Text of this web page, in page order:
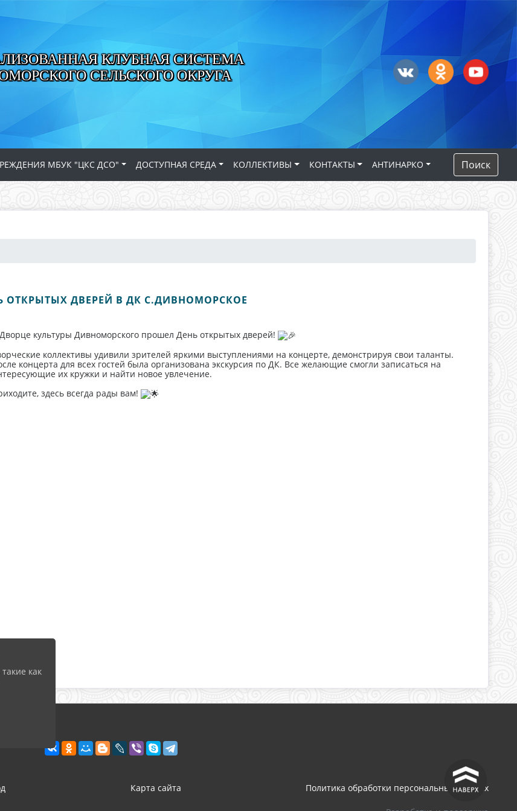
КЛУБНАЯ СИСТЕМА
СЕЛЬСКОГО ОКРУГА
МБУК "ЦКС ДСО" ДОСТУПНАЯ СРЕДА КОЛЛЕКТИВЫ КОНТАКТЫ АНТИНАРКО Поиск
ОТКРЫТЫХ ДВЕРЕЙ В ДК С.ДИВНОМОРСКОЕ
культуры Дивноморского прошел День открытых дверей!
коллективы удивили зрителей яркими выступлениями на концерте, демонстрируя свои таланты.
концерта для всех гостей была организована экскурсия по ДК. Все желающие смогли записаться на
их кружки и найти новое увлечение.
здесь всегда рады вам!
^
Карта сайта Политика обработки персональных данных
как